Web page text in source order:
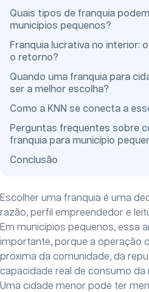
Quais tipos de franquia
municípios pequenos?
Franquia lucrativa no interior:
o retorno?
Quando uma franquia para
ser a melhor escolha?
Como a KNN se conecta a
Perguntas frequentes sobre
franquia para município
Conclusão
Escolher uma franquia é uma
razão, perfil empreendedor e
Em municípios pequenos, essa
importante, porque a operação
próxima da comunidade, da
capacidade real de consumo da
Uma cidade menor pode ter